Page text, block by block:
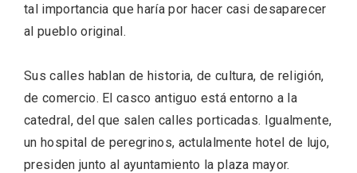
tal importancia que haría por hacer casi desaparecer
al pueblo original.
Sus calles hablan de historia, de cultura, de religión,
de comercio. El casco antiguo está entorno a la
catedral, del que salen calles porticadas. Igualmente,
un hospital de peregrinos, actulalmente hotel de lujo,
presiden junto al ayuntamiento la plaza mayor.
IV Edición del Festival de Narración Oral,
Memoria, Tierra y Voz